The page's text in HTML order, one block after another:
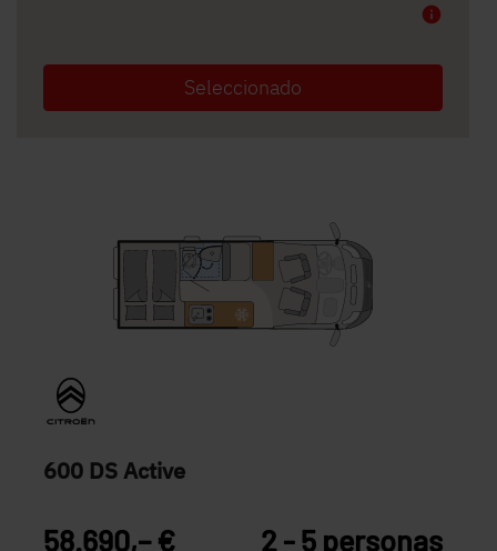
Seleccionado
600 DS Active
58.690,– € 2 - 5 personas